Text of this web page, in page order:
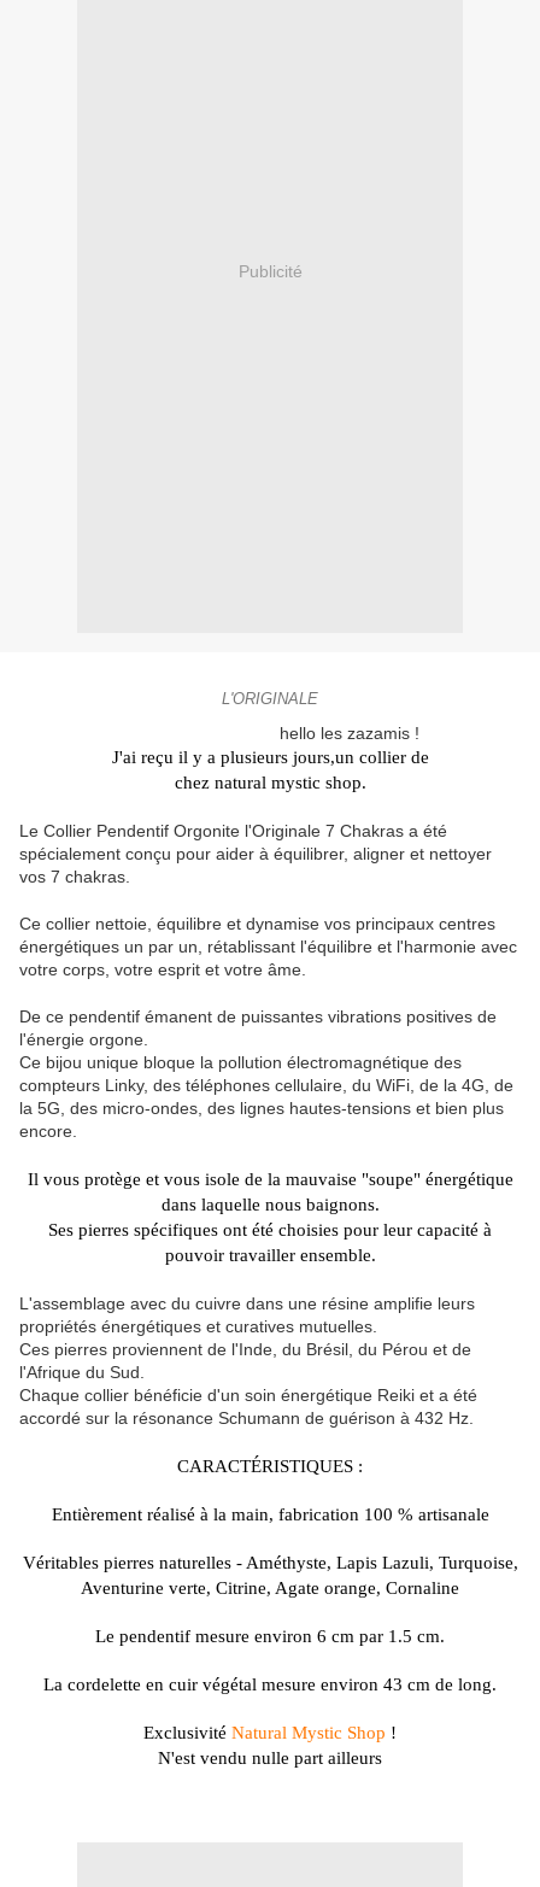
Publicité
L'ORIGINALE
hello les zazamis !
J'ai reçu il y a plusieurs jours,un collier de
chez natural mystic shop.
Le Collier Pendentif Orgonite l'Originale 7 Chakras a été
spécialement conçu pour aider à équilibrer, aligner et nettoyer
vos 7 chakras.
Ce collier nettoie, équilibre et dynamise vos principaux centres
énergétiques un par un, rétablissant l'équilibre et l'harmonie avec
votre corps, votre esprit et votre âme.
De ce pendentif émanent de puissantes vibrations positives de
l'énergie orgone.
Ce bijou unique bloque la pollution électromagnétique des
compteurs Linky, des téléphones cellulaire, du WiFi, de la 4G, de
la 5G, des micro-ondes, des lignes hautes-tensions et bien plus
encore.
Il vous protège et vous isole de la mauvaise "soupe" énergétique
dans laquelle nous baignons.
Ses pierres spécifiques ont été choisies pour leur capacité à
pouvoir travailler ensemble.
L'assemblage avec du cuivre dans une résine amplifie leurs
propriétés énergétiques et curatives mutuelles.
Ces pierres proviennent de l'Inde, du Brésil, du Pérou et de
l'Afrique du Sud.
Chaque collier bénéficie d'un soin énergétique Reiki et a été
accordé sur la résonance Schumann de guérison à 432 Hz.
CARACTÉRISTIQUES :
Entièrement réalisé à la main, fabrication 100 % artisanale
Véritables pierres naturelles - Améthyste, Lapis Lazuli, Turquoise,
Aventurine verte, Citrine, Agate orange, Cornaline
Le pendentif mesure environ 6 cm par 1.5 cm.
La cordelette en cuir végétal mesure environ 43 cm de long.
Exclusivité Natural Mystic Shop !
N'est vendu nulle part ailleurs